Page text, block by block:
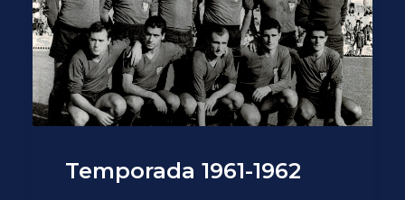
Temporada 1961-1962